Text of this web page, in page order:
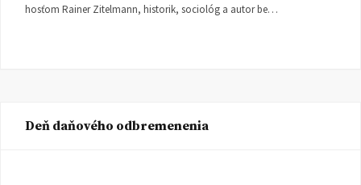
hosťom Rainer Zitelmann, historik, sociológ a autor be…
Deň daňového odbremenenia